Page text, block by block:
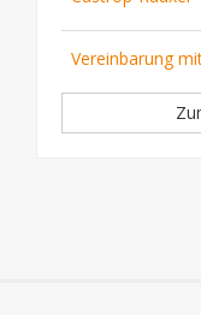
Vereinbarung